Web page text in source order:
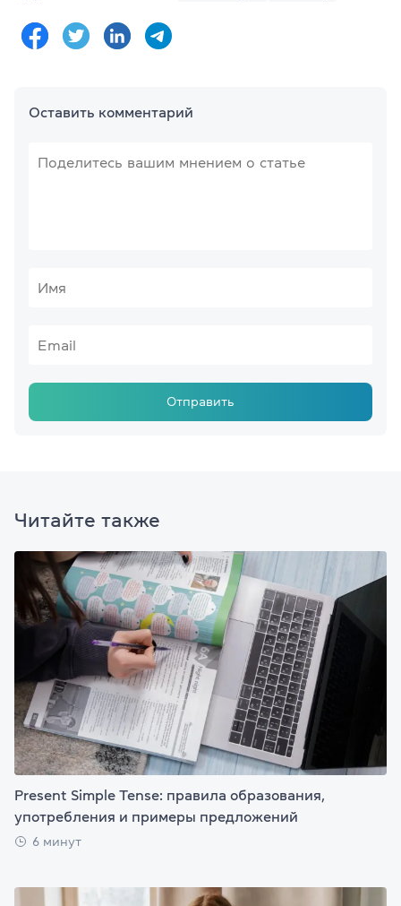
Оставить комментарий
Отправить
Читайте также
Present Simple Tense: правила образования,
употребления и примеры предложений
6 минут